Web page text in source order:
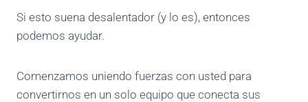
Si esto suena desalentador (y lo es), entonces
podemos ayudar.
Comenzamos uniendo fuerzas con usted para
convertirnos en un solo equipo que conecta sus